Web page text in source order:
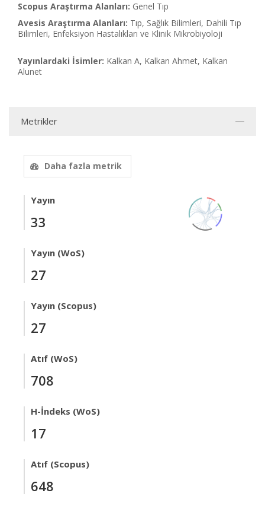
Scopus Araştırma Alanları: Genel Tıp
Avesis Araştırma Alanları: Tıp, Sağlık Bilimleri, Dahili Tıp
Bilimleri, Enfeksiyon Hastalıkları ve Klinik Mikrobiyoloji
Yayınlardaki İsimler: Kalkan A, Kalkan Ahmet, Kalkan
Alunet
Metrikler
Daha fazla metrik
Yayın
33
Yayın (WoS)
27
Yayın (Scopus)
27
Atıf (WoS)
708
H-İndeks (WoS)
17
Atıf (Scopus)
648